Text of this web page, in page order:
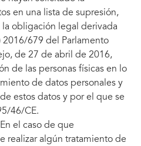
en una lista de supresión,
obligación legal derivada
2016/679 del Parlamento
de 27 de abril de 2016,
de las personas físicas en lo
de datos personales y
estos datos y por el que se
46/CE.
En el caso de que
realizar algún tratamiento de